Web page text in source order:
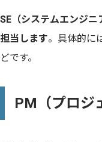
SE（システムエンジ
担当します。具体的に
どです。
PM（プロジ